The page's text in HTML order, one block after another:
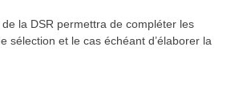
la DSR permettra de compléter les
sélection et le cas échéant d’élaborer la